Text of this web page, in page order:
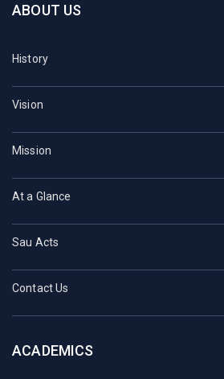
ABOUT US
History
Vision
Mission
At a Glance
Sau Acts
Contact Us
ACADEMICS